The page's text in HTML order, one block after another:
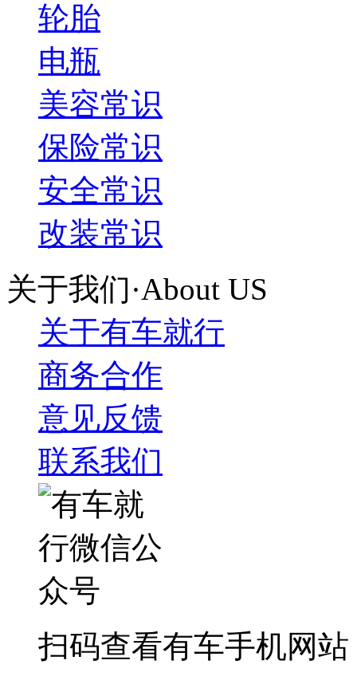
轮胎
电瓶
美容常识
保险常识
安全常识
改装常识
关于我们·About US
关于有车就行
商务合作
意见反馈
联系我们
扫码查看有车手机网站